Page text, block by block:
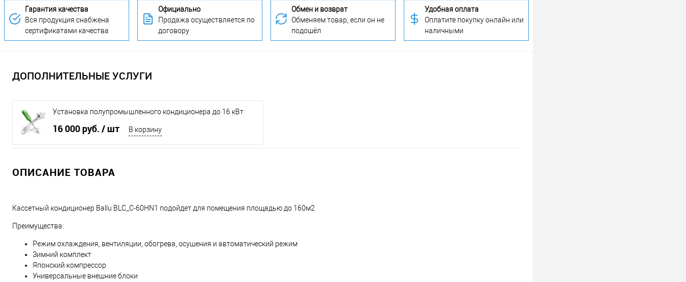
Гарантия качества
Вся продукция снабжена
сертификатами качества
Официально
Продажа осуществляется по
договору
Обмен и возврат
Обменяем товар, если он не
подошёл
Удобная оплата
Оплатите покупку онлайн или
наличными
ДОПОЛНИТЕЛЬНЫЕ УСЛУГИ
Установка полупромышленного кондиционера до 16 кВт
16 000 руб. / шт В корзину
ОПИСАНИЕ ТОВАРА
Кассетный кондиционер Ballu BLC_C-60HN1 подойдет для помещения площадью до 160м2
Преимущества:
Режим охлаждения, вентиляции, обогрева, осушения и автоматический режим
Зимний комплект
Японский компрессор
Универсальные внешние блоки